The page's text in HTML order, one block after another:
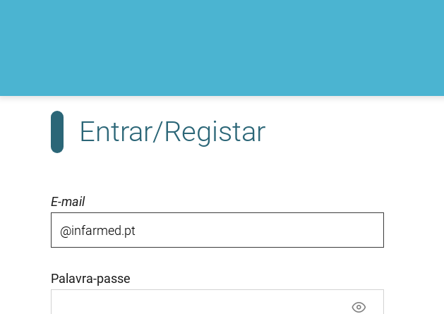
Entrar/Registar
E-mail
Palavra-passe